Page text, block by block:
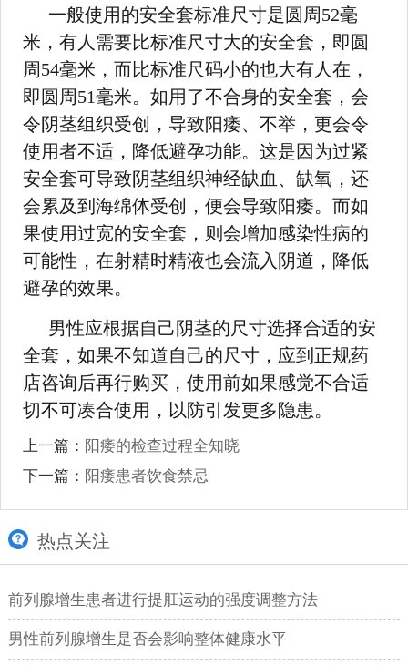
一般使用的安全套标准尺寸是圆周52毫
米，有人需要比标准尺寸大的安全套，即圆
周54毫米，而比标准尺码小的也大有人在，
即圆周51毫米。如用了不合身的安全套，会
令阴茎组织受创，导致阳痿、不举，更会令
使用者不适，降低避孕功能。这是因为过紧
安全套可导致阴茎组织神经缺血、缺氧，还
会累及到海绵体受创，便会导致阳痿。而如
果使用过宽的安全套，则会增加感染性病的
可能性，在射精时精液也会流入阴道，降低
避孕的效果。
男性应根据自己阴茎的尺寸选择合适的安
全套，如果不知道自己的尺寸，应到正规药
店咨询后再行购买，使用前如果感觉不合适
切不可凑合使用，以防引发更多隐患。
上一篇： 阳痿的检查过程全知晓
下一篇： 阳痿患者饮食禁忌
热点关注
前列腺增生患者进行提肛运动的强度调整方法
男性前列腺增生是否会影响整体健康水平